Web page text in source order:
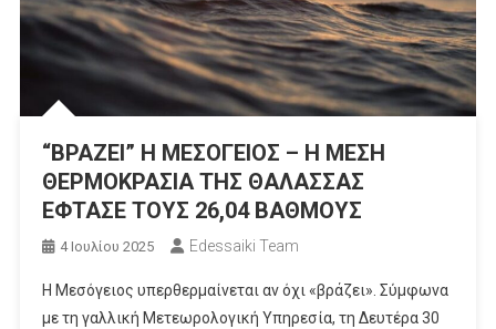
“ΒΡΑΖΕΙ” Η ΜΕΣΟΓΕΙΟΣ – Η ΜΕΣΗ
ΘΕΡΜΟΚΡΑΣΙΑ ΤΗΣ ΘΑΛΑΣΣΑΣ
ΕΦΤΑΣΕ ΤΟΥΣ 26,04 ΒΑΘΜΟΥΣ
4 Ιουλίου 2025 Edessaiki Team
Η Μεσόγειος υπερθερμαίνεται αν όχι «βράζει». Σύμφωνα
με τη γαλλική Μετεωρολογική Υπηρεσία, τη Δευτέρα 30